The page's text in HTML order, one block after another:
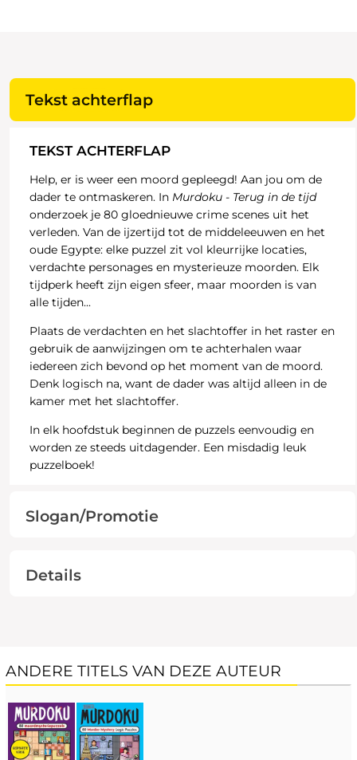
Tekst achterflap
TEKST ACHTERFLAP
Help, er is weer een moord gepleegd! Aan jou om de
dader te ontmaskeren. In Murdoku - Terug in de tijd
onderzoek je 80 gloednieuwe crime scenes uit het
verleden. Van de ijzertijd tot de middeleeuwen en het
oude Egypte: elke puzzel zit vol kleurrijke locaties,
verdachte personages en mysterieuze moorden. Elk
tijdperk heeft zijn eigen sfeer, maar moorden is van
alle tijden...
Plaats de verdachten en het slachtoffer in het raster en
gebruik de aanwijzingen om te achterhalen waar
iedereen zich bevond op het moment van de moord.
Denk logisch na, want de dader was altijd alleen in de
kamer met het slachtoffer.
In elk hoofdstuk beginnen de puzzels eenvoudig en
worden ze steeds uitdagender. Een misdadig leuk
puzzelboek!
Slogan/Promotie
Details
ANDERE TITELS VAN DEZE AUTEUR